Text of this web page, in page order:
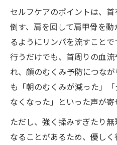
セルフケアのポイントは、
倒す、肩を回して肩甲骨を
るようにリンパを流すこと
行うだけでも、首周りの血
れ、顔のむくみ予防につな
も「朝のむくみが減った」
なくなった」といった声が寄
ただし、強く揉みすぎたり
なることがあるため、優し